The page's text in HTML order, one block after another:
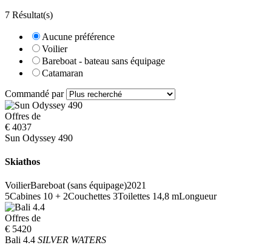
7 Résultat(s)
Aucune préférence
Voilier
Bareboat - bateau sans équipage
Catamaran
Commandé par
Offres de
€ 4037
Sun Odyssey 490
Skiathos
VoilierBareboat (sans équipage)2021
5Cabines 10 + 2Couchettes 3Toilettes 14,8 mLongueur
Offres de
€ 5420
Bali 4.4 SILVER WATERS